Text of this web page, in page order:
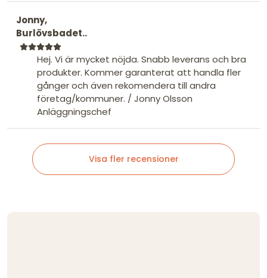
Jonny,
Burlövsbadet..
Hej. Vi är mycket nöjda. Snabb leverans och bra
produkter. Kommer garanterat att handla fler
gånger och även rekomendera till andra
företag/kommuner. / Jonny Olsson
Anläggningschef
Visa fler recensioner